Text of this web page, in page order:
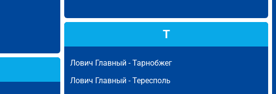
Т
Лович Главный -Тарнобжег
Лович Главный -Тересполь